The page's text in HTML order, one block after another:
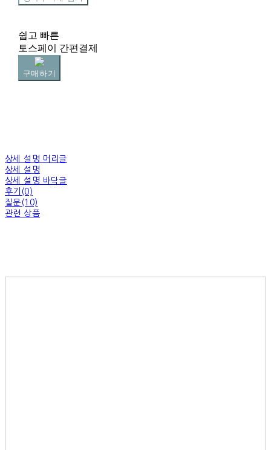
쉽고 빠른
토스페이 간편결제
구매하기
상세 설명 머리글
상세 설명
상세 설명 바닥글
후기(0)
질문(10)
관련 상품